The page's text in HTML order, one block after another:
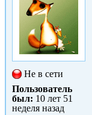
Не в сети
Пользователь
был: 10 лет 51
неделя назад